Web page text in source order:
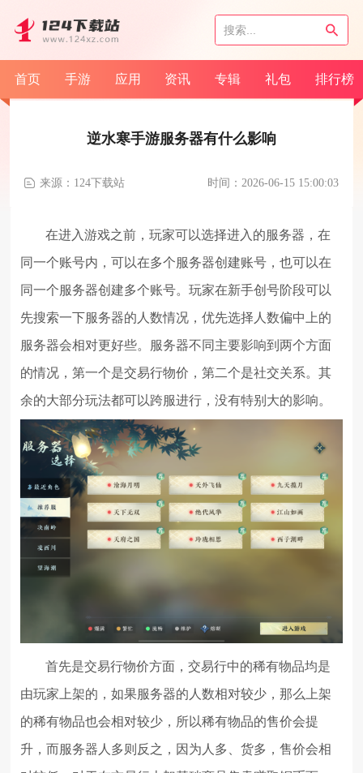
首页 手游 应用 资讯 专辑 礼包 排行榜
逆水寒手游服务器有什么影响
来源：124下载站 时间：2026-06-15 15:00:03
在进入游戏之前，玩家可以选择进入的服务器，在
同一个账号内，可以在多个服务器创建账号，也可以在
同一个服务器创建多个账号。玩家在新手创号阶段可以
先搜索一下服务器的人数情况，优先选择人数偏中上的
服务器会相对更好些。服务器不同主要影响到两个方面
的情况，第一个是交易行物价，第二个是社交关系。其
余的大部分玩法都可以跨服进行，没有特别大的影响。
首先是交易行物价方面，交易行中的稀有物品均是
由玩家上架的，如果服务器的人数相对较少，那么上架
的稀有物品也会相对较少，所以稀有物品的售价会提
升，而服务器人多则反之，因为人多、货多，售价会相